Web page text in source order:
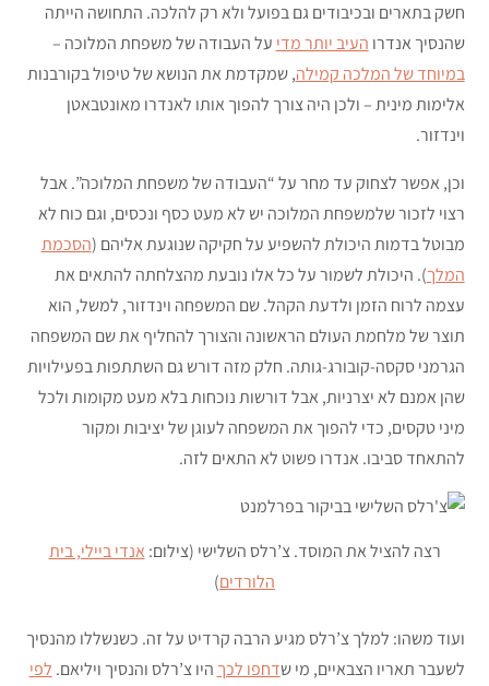
חשק בתארים ובכיבודים גם בפועל ולא רק להלכה. התחושה הייתה
שהנסיך אנדרו העיב יותר מדי על העבודה של משפחת המלוכה –
במיוחד של המלכה קמילה, שמקדמת את הנושא של טיפול בקורבנות
אלימות מינית – ולכן היה צורך להפוך אותו לאנדרו מאונטבאטן
וינדזור.
וכן, אפשר לצחוק עד מחר על “העבודה של משפחת המלוכה”. אבל
רצוי לזכור שלמשפחת המלוכה יש לא מעט כסף ונכסים, וגם כוח לא
מבוטל בדמות היכולת להשפיע על חקיקה שנוגעת אליהם (הסכמת
המלך). היכולת לשמור על כל אלו נובעת מהצלחתה להתאים את
עצמה לרוח הזמן ולדעת הקהל. שם המשפחה וינדזור, למשל, הוא
תוצר של מלחמת העולם הראשונה והצורך להחליף את שם המשפחה
הגרמני סקסה-קובורג-גותה. חלק מזה דורש גם השתתפות בפעילויות
שהן אמנם לא יצרניות, אבל דורשות נוכחות בלא מעט מקומות ולכל
מיני טקסים, כדי להפוך את המשפחה לעוגן של יציבות ומקור
להתאחד סביבו. אנדרו פשוט לא התאים לזה.
רצה להציל את המוסד. צ’רלס השלישי (צילום: אנדי ביילי, בית
הלורדים)
ועוד משהו: למלך צ’רלס מגיע הרבה קרדיט על זה. כשנשללו מהנסיך
לשעבר תאריו הצבאיים, מי שדחפו לכך היו צ’רלס והנסיך ויליאם. לפי